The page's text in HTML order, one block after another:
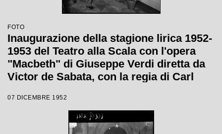
FOTO
Inaugurazione della stagione lirica 1952-
1953 del Teatro alla Scala con l'opera
"Macbeth" di Giuseppe Verdi diretta da
Victor de Sabata, con la regia di Carl
07 DICEMBRE 1952